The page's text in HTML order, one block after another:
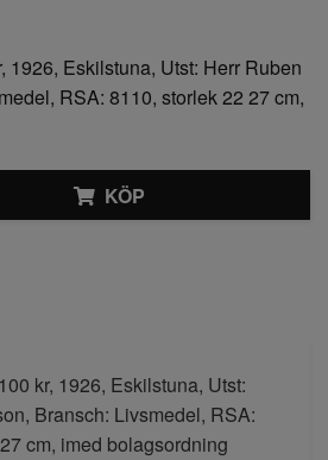
1926, Eskilstuna, Utst: Herr Ruben
RSA: 8110, storlek 22 27 cm,
KÖP
kr, 1926, Eskilstuna, Utst:
Bransch: Livsmedel, RSA:
cm, imed bolagsordning